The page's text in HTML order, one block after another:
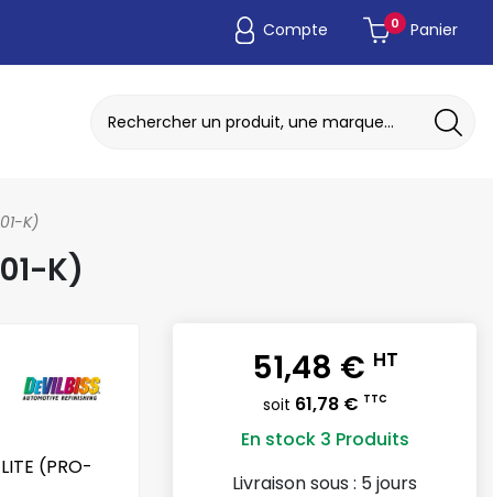
Compte 0 Panier
K)
K)
(PRO-
51,48 € HT
soit 61,78 € TTC
En stock 3 Produits
Livraison sous : 5 jours